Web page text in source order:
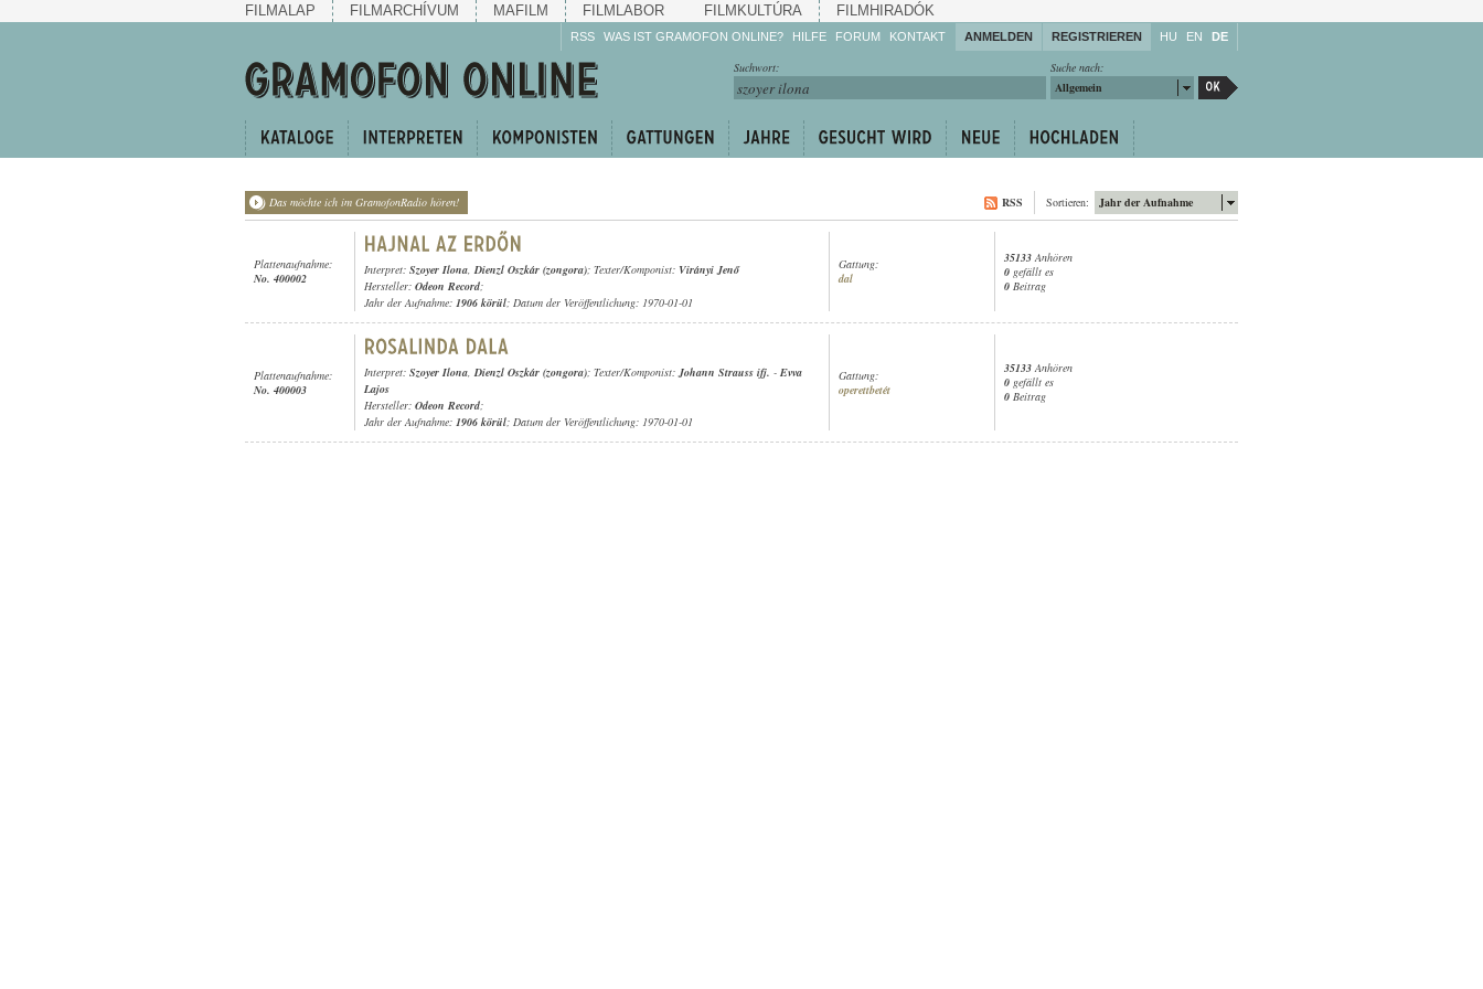
FILMALAP FILMARCHÍVUM MAFILM FILMLABOR FILMKULTÚRA FILMHIRADÓK
RSS WAS IST GRAMOFON ONLINE? HILFE
Machen Sie mit!
Reden Sie mit!
weiter!
FORUM KONTAKT ANMELDEN REGISTRIEREN HU EN DE
Suche nach:
Allgemein
Suchwort:
Das möchte ich im GramofonRadio hören! Jahr der Aufnahme
Sortieren:
RSS
Plattenaufnahme:
No. 400002
Interpret: Szoyer Ilona,Dienzl Oszkár (zongora); Texter/Komponist: Virányi Jenő
Hersteller: Odeon Record;
Jahr der Aufnahme: 1906 körül; Datum der Veröffentlichung: 1970-01-01
Gattung:
dal
35133 Anhören
0 gefällt es
0 Beitrag
Plattenaufnahme:
No. 400003
Interpret: Szoyer Ilona,Dienzl Oszkár (zongora); Texter/Komponist:Johann Strauss ifj. - Evva
Lajos
Hersteller: Odeon Record;
Jahr der Aufnahme: 1906 körül; Datum der Veröffentlichung: 1970-01-01
Gattung:
operettbetét
35133Anhören
0 gefällt es
0 Beitrag